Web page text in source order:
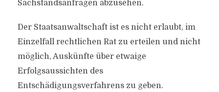
Sachstandsanfragen abzusehen.
Der Staatsanwaltschaft ist es nicht erlaubt, im
Einzelfall rechtlichen Rat zu erteilen und nicht
möglich, Auskünfte über etwaige
Erfolgsaussichten des
Entschädigungsverfahrens zu geben.